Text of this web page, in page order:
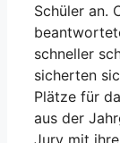
Schüler an.
schneller
sicherten
Plätze für
aus der